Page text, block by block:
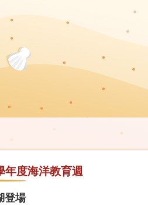
年度海洋教育週
登場